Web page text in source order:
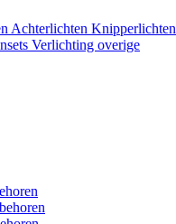
Achterlichten Knipperlichten
Verlichting overige